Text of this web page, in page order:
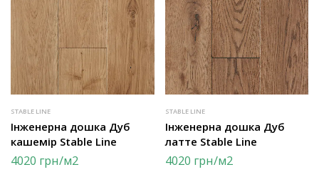
STABLE LINE
Інженерна дошка Дуб
кашемір Stable Line
4020 грн/м2
STABLE LINE
Інженерна дошка Дуб
латте Stable Line
4020 грн/м2